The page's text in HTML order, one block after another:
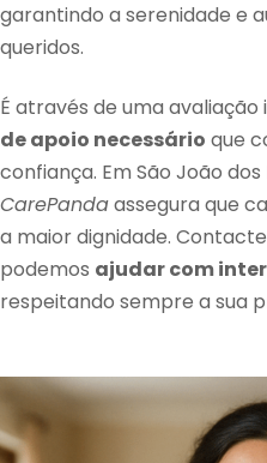
garantindo a serenidade e
queridos.
É através de uma avaliação
de apoio necessário que
confiança. Em São João
CarePandaassegura que
a maior dignidade.
podemos ajudar com
respeitando sempre a sua